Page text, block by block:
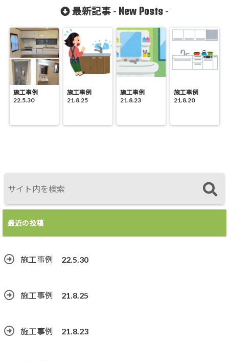
最新記事 - New Posts -
施工事例
22.5.30
施工事例
21.8.25
施工事例
21.8.23
施工事例
21.8.20
最近の投稿
施工事例 22.5.30
施工事例 21.8.25
施工事例 21.8.23